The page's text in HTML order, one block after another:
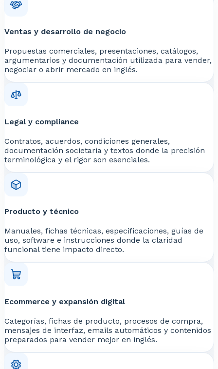
Ventas y desarrollo de negocio
Propuestas comerciales, presentaciones, catálogos,
argumentarios y documentación utilizada para vender,
negociar o abrir mercado en inglés.
Legal y compliance
Contratos, acuerdos, condiciones generales,
documentación societaria y textos donde la precisión
terminológica y el rigor son esenciales.
Producto y técnico
Manuales, fichas técnicas, especificaciones, guías de
uso, software e instrucciones donde la claridad
funcional tiene impacto directo.
Ecommerce y expansión digital
Categorías, fichas de producto, procesos de compra,
mensajes de interfaz, emails automáticos y contenidos
preparados para vender mejor en inglés.